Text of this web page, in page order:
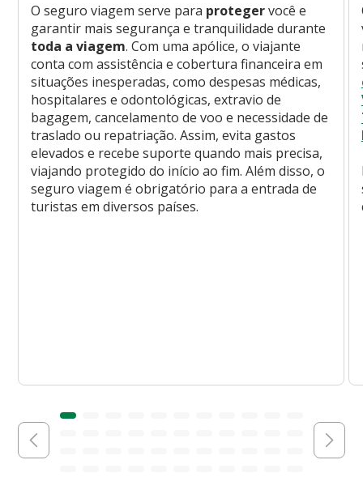
O seguro viagem serve para protegervocê e
garantir mais segurança e tranquilidade durante
toda a viagem. Com uma apólice, o viajante
conta com assistência e cobertura financeira em
situações inesperadas, como despesas médicas,
hospitalares e odontológicas, extravio de
bagagem, cancelamento de voo e necessidade de
traslado ou repatriação. Assim, evita gastos
elevados e recebe suporte quando mais precisa,
viajando protegido do início ao fim. Além disso, o
seguro viagem é obrigatório para a entrada de
turistas em diversos países.